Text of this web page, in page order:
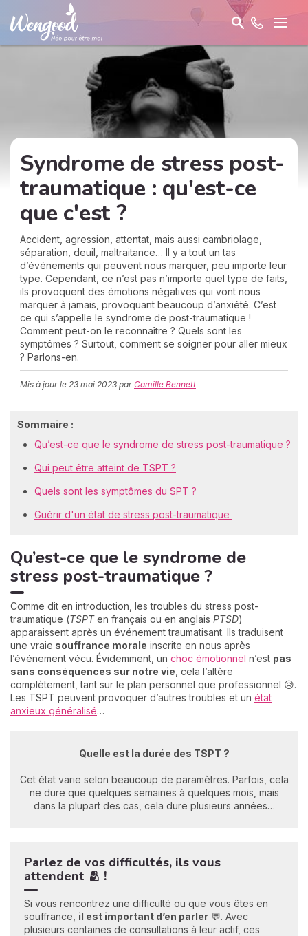
Syndrome de stress post-
traumatique : qu'est-ce
que c'est ?
Accident, agression, attentat, mais aussi cambriolage,
séparation, deuil, maltraitance… Il y a tout un tas
d’événements qui peuvent nous marquer, peu importe leur
type. Cependant, ce n’est pas n’importe quel type de faits,
ils provoquent des émotions négatives qui vont nous
marquer à jamais, provoquant beaucoup d’anxiété. C’est
ce qui s’appelle le syndrome de post-traumatique !
Comment peut-on le reconnaître ? Quels sont les
symptômes ? Surtout, comment se soigner pour aller mieux
? Parlons-en.
Mis à jour le 23 mai 2023 par Camille Bennett
Sommaire :
Qu’est-ce que le syndrome de stress post-traumatique ?
Qui peut être atteint de TSPT ?
Quels sont les symptômes du SPT ?
Guérir d'un état de stress post-traumatique
Qu’est-ce que le syndrome de
stress post-traumatique ?
Comme dit en introduction, les troubles du stress post-
traumatique (TSPTen français ou en anglais PTSD)
apparaissent après un événement traumatisant. Ils traduisent
une vraie souffrance morale inscrite en nous après
l’événement vécu. Évidemment, un choc émotionnel n’est pas
sans conséquences sur notre vie , cela l’altère
complètement, tant sur le plan personnel que professionnel 😥.
Les TSPT peuvent provoquer d’autres troubles et un état
anxieux généralisé…
Quelle est la durée des TSPT ?
Cet état varie selon beaucoup de paramètres. Parfois, cela
ne dure que quelques semaines à quelques mois, mais
dans la plupart des cas, cela dure plusieurs années…
Parlez de vos difficultés, ils vous
attendent 🫂 !
Si vous rencontrez une difficulté ou que vous êtes en
souffrance, il est important d’en parler 💬. Avec
plusieurs centaines de consultations à leur actif, ces